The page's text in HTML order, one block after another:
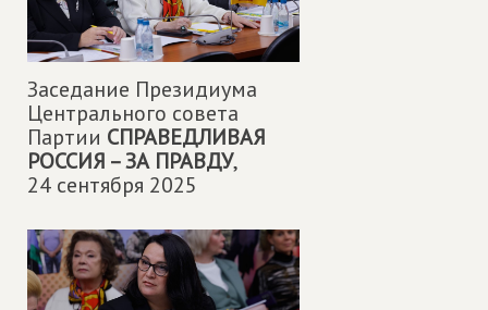
Заседание Президиума
Центрального совета
Партии СПРАВЕДЛИВАЯ
РОССИЯ – ЗА ПРАВДУ,
24 сентября 2025